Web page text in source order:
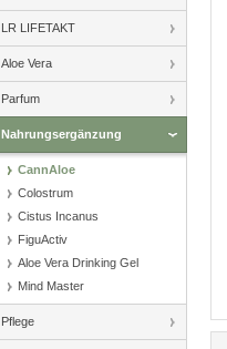
LR LIFETAKT
Aloe Vera
Parfum
Nahrungsergänzung
CannAloe
Colostrum
Cistus Incanus
FiguActiv
Aloe Vera Drinking Gel
Mind Master
Pflege